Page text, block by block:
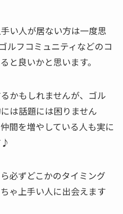
い人が居ない方は一度思
ルフコミュニティなどのコ
と良いかと思います。
かもしれませんが、ゴル
は話題には困りません
間を増やしている人も実に
♪
必ずどこかのタイミング
ゃ上手い人に出会えます